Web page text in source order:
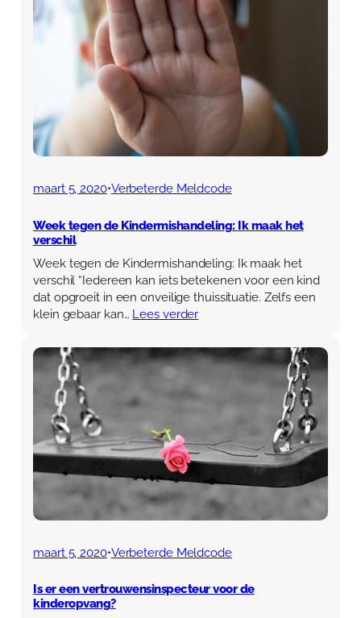
maart 5, 2020•Verbeterde Meldcode
Week tegen de Kindermishandeling: Ik maak het
verschil
Week tegen de Kindermishandeling: Ik maak het
verschil “Iedereen kan iets betekenen voor een kind
dat opgroeit in een onveilige thuissituatie. Zelfs een
klein gebaar kan… Lees verder
maart 5, 2020•Verbeterde Meldcode
Is er een vertrouwensinspecteur voor de
kinderopvang?